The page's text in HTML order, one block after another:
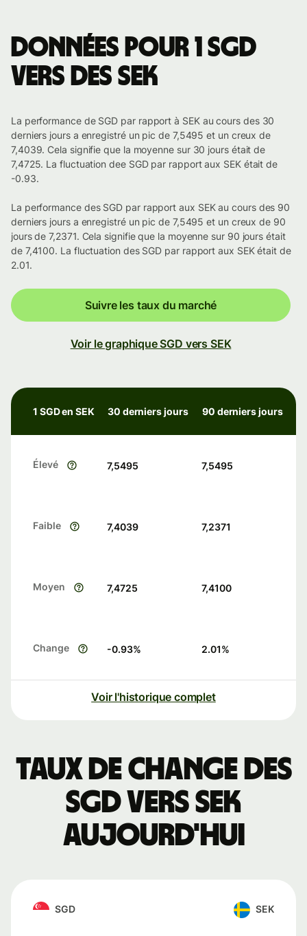
Données pour 1 SGD
vers des SEK
La performance de SGD par rapport à SEK au cours des 30
derniers jours a enregistré un pic de 7,5495 et un creux de
7,4039. Cela signifie que la moyenne sur 30 jours était de
7,4725. La fluctuation dee SGD par rapport aux SEK était de
-0.93.
La performance des SGD par rapport aux SEK au cours des 90
derniers jours a enregistré un pic de 7,5495 et un creux de 90
jours de 7,2371. Cela signifie que la moyenne sur 90 jours était
de 7,4100. La fluctuation des SGD par rapport aux SEK était de
2.01.
Suivre les taux du marché
Voir le graphique SGD vers SEK
1 SGD en SEK 30 derniers jours 90 derniers jours
Élevé 7,5495 7,5495
Faible 7,4039 7,2371
Moyen 7,4725 7,4100
Change -0.93% 2.01%
Voir l'historique complet
Taux de change des
SGD vers SEK
aujourd'hui
SGD SEK